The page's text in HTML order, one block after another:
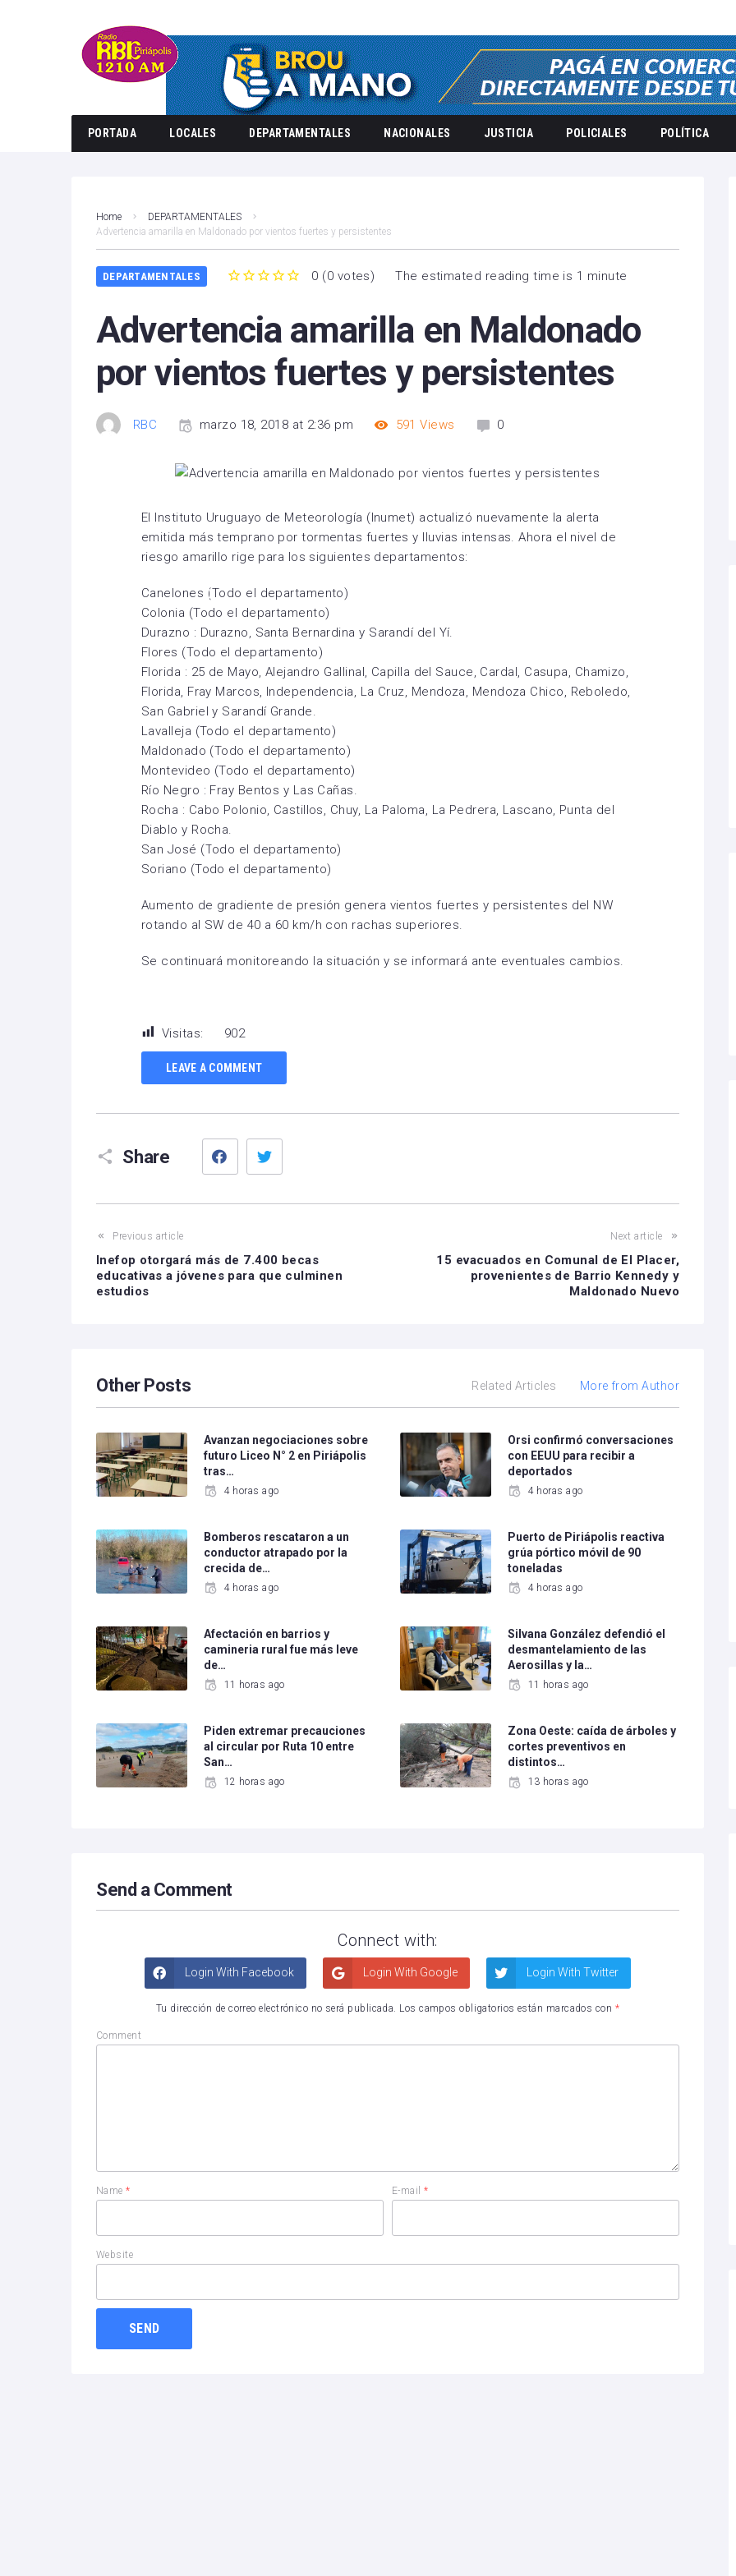
PORTADA LOCALES DEPARTAMENTALES NACIONALES JUSTICIA POLICIALES POLÍTICA
Home
DEPARTAMENTALES
Advertencia amarilla en Maldonado por vientos fuertes y persistentes
DEPARTAMENTALES 0 (0 votes) The estimated reading time is 1 minute
Advertencia amarilla en Maldonado
por vientos fuertes y persistentes
RBC marzo 18, 2018 at 2:36 pm 591 Views 0
El Instituto Uruguayo de Meteorología (Inumet) actualizó nuevamente la alerta
emitida más temprano por tormentas fuertes y lluvias intensas. Ahora el nivel de
riesgo amarillo rige para los siguientes departamentos:
Canelones (Todo el departamento)
Colonia (Todo el departamento)
Durazno : Durazno, Santa Bernardina y Sarandí del Yí.
Flores (Todo el departamento)
Florida : 25 de Mayo, Alejandro Gallinal, Capilla del Sauce, Cardal, Casupa, Chamizo,
Florida, Fray Marcos, Independencia, La Cruz, Mendoza, Mendoza Chico, Reboledo,
San Gabriel y Sarandí Grande.
Lavalleja (Todo el departamento)
Maldonado (Todo el departamento)
Montevideo (Todo el departamento)
Río Negro : Fray Bentos y Las Cañas.
Rocha : Cabo Polonio, Castillos, Chuy, La Paloma, La Pedrera, Lascano, Punta del
Diablo y Rocha.
San José (Todo el departamento)
Soriano (Todo el departamento)
Aumento de gradiente de presión genera vientos fuertes y persistentes del NW
rotando al SW de 40 a 60 km/h con rachas superiores.
Se continuará monitoreando la situación y se informará ante eventuales cambios.
Visitas: 902
LEAVE A COMMENT
Share
Facebook
Previous article
Inefop otorgará más de 7.400 becas
educativas a jóvenes para que culminen
estudios
Next article
15 evacuados en Comunal de El Placer,
provenientes de Barrio Kennedy y
Maldonado Nuevo
Other Posts Related Articles More from Author
Avanzan negociaciones sobre
futuro Liceo N° 2 en Piriápolis
tras…
4 horas ago
Orsi confirmó conversaciones
con EEUU para recibir a
deportados
4 horas ago
Bomberos rescataron a un
conductor atrapado por la
crecida de…
4 horas ago
Puerto de Piriápolis reactiva
grúa pórtico móvil de 90
toneladas
4 horas ago
Afectación en barrios y
camineria rural fue más leve
de…
11 horas ago
Silvana González defendió el
desmantelamiento de las
Aerosillas y la…
11 horas ago
Piden extremar precauciones
al circular por Ruta 10 entre
San…
12 horas ago
Zona Oeste: caída de árboles y
cortes preventivos en
distintos…
13 horas ago
Send a Comment
Connect with:
Login With Facebook Login With Google Login With Twitter
Tu dirección de correo electrónico no será publicada. Los campos obligatorios están marcados con *
Comment
Name* E-mail*
Website